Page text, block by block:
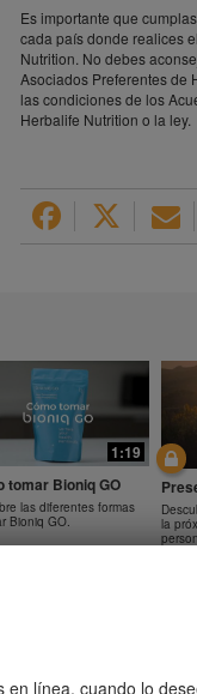
en línea, cuando lo
Es importante que
cada país donde realices
Nutrition. No debes
Asociados Preferentes de
las condiciones de los
Herbalife Nutrition o la ley.
1:19
tomar Bioniq GO
las diferentes formas
Bioniq GO.
la
frecuentes